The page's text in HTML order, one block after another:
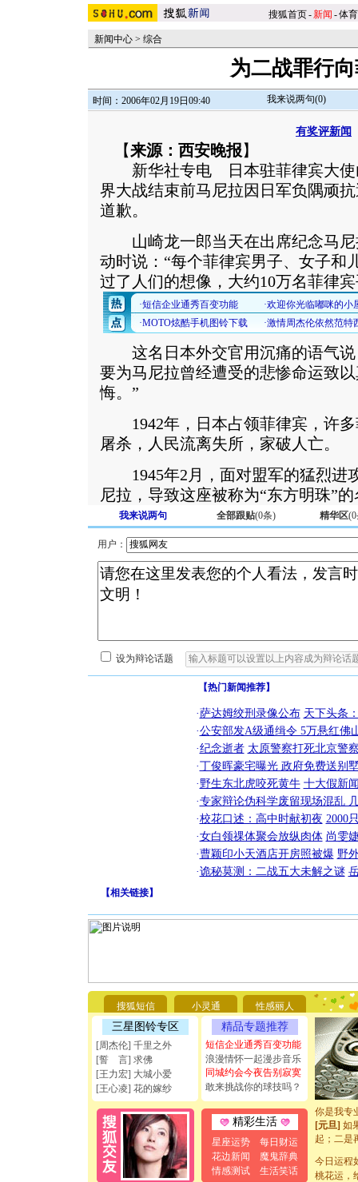
搜狐首页-新闻 -体育
新闻中心 > 综合
为二战罪行
时间：2006年02月19日09:40 我来说两句(0)
有奖评新闻
【来源：西安晚报 】
新华社专电 日本驻菲律宾大使
界大战结束前马尼拉因日军负隅顽
道歉。
山崎龙一郎当天在出席纪念马尼
动时说：“每个菲律宾男子、女子和
过了人们的想像，大约10万名菲律
这名日本外交官用沉痛的语气说
要为马尼拉曾经遭受的悲惨命运致
悔。”
1942年，日本占领菲律宾，许多
屠杀，人民流离失所，家破人亡。
1945年2月，面对盟军的猛烈进
尼拉，导致这座被称为“东方明珠”
我来说两句 全部跟贴(0条) 精华区(0
用户：
设为辩论话题
【热门新闻推荐】
·萨达姆绞刑录像公布 天下头条
·公安部发A级通缉令 5万悬红佛
·纪念逝者 太原警察打死北京警
·丁俊晖豪宅曝光 政府免费送别
·野生东北虎咬死黄牛 十大假新
·专家辩论伪科学废留现场混乱
·校花口述：高中时献初夜 2000
·女白领祼体聚会放纵肉体 尚雯
·曹颖印小天酒店开房照被爆 野
·诡秘莫测：二战五大未解之谜
【相关链接】
搜狐短信 小灵通 性感丽人
三星图铃专区
[周杰伦] 千里之外
[誓 言] 求佛
[王力宏] 大城小爱
[王心凌] 花的嫁纱
精品专题推荐
短信企业通秀百变功能
浪漫情怀一起漫步音乐
同城约会今夜告别寂寞
敢来挑战你的球技吗？
精彩生活
星座运势
每日财运
花边新闻
魔鬼辞典
情感测试
生活笑话
你太多，
要平安！
[圣诞节]
能正大光
天都要快
[圣诞节]
如意,快
[元旦]看
断电。爱
你是我专
[元旦] 如
起；二是
[元旦]当
泣，这痛
今日运程
桃花运，